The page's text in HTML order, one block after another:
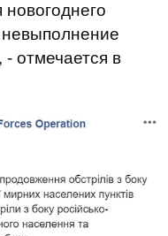
отмечается в